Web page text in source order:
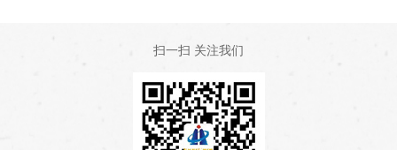
扫一扫 关注我们